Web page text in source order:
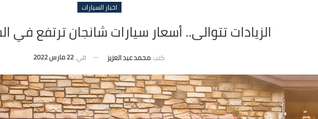
اخبار السيارات
الزيادات تتوالى.. أسعار سيارات شانجان ترتفع
كتب محمد عبد العزيز في 22 مارس 2022